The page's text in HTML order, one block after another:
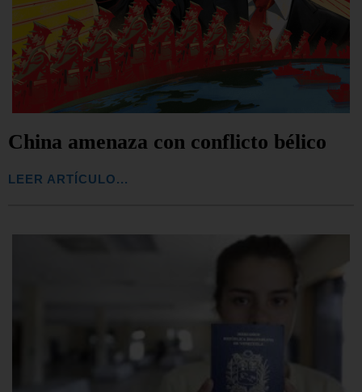
China amenaza con conflicto bélico
LEER ARTÍCULO...